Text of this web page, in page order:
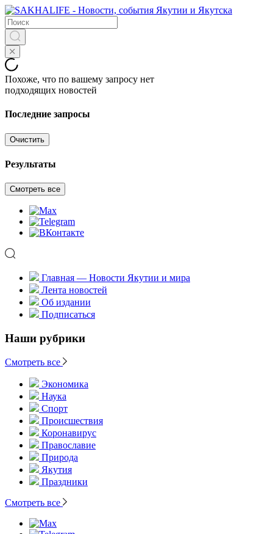
Похоже, что по вашему запросу нет
подходящих новостей
Последние запросы
Очистить
Результаты
Смотреть все
Главная — Новости Якутии и мира
Лента новостей
Об издании
Подписаться
Наши рубрики
Смотреть все
Экономика
Наука
Спорт
Происшествия
Коронавирус
Православие
Природа
Якутия
Праздники
Смотреть все